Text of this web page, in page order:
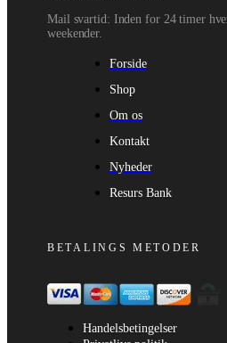
Mail svartid: Inden for 24 timer
weekender.
Forside
Shop
Om os
Kontakt
Nyheder
Resurs Bank
BETALINGS METODER
Handelsbetingelser